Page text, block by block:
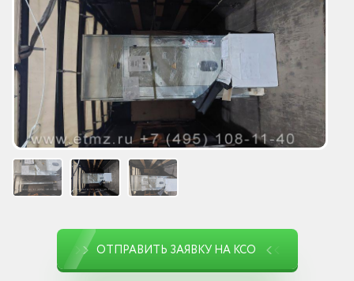
ОТПРАВИТЬ ЗАЯВКУ НА КСО